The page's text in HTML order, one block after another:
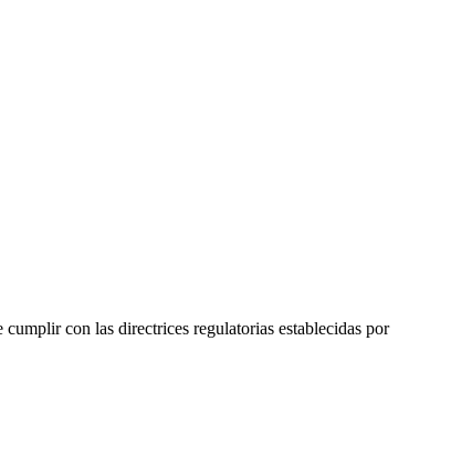
con las directrices regulatorias establecidas por